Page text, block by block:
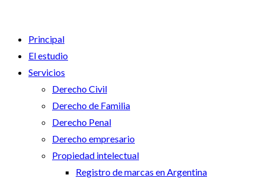
Principal
El estudio
Servicios
Derecho Civil
Derecho de Familia
Derecho Penal
Derecho empresario
Propiedad intelectual
Registro de marcas en Argentina